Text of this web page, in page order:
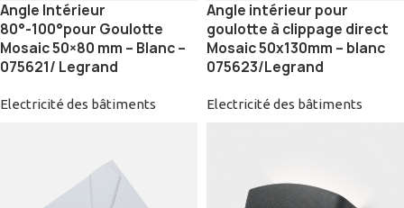
Angle Intérieur
80°-100°pour Goulotte
Mosaic 50×80 mm – Blanc –
075621/ Legrand
Electricité des bâtiments
Angle intérieur pour
goulotte à clippage direct
Mosaic 50x130mm – blanc
075623/Legrand
Electricité des bâtiments